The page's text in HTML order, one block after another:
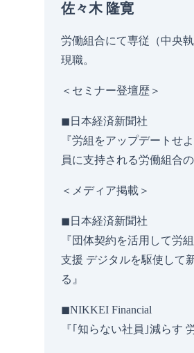
佐々木 隆寛
労働組合にて専従（中央
現職。
＜セミナー登壇歴＞
◼︎日本経済新聞社
『労組をアップデートせ
員に支持される労働組合の
＜メディア掲載＞
◼︎日本経済新聞社
『​​​​団体契約を活用して労
支援 デジタルを駆使して
る』
◼︎NIKKEI Financial
『｢知らない社員｣減らす